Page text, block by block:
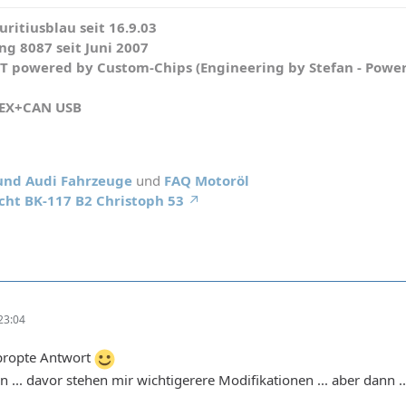
seit 16.9.03
8087 seit Juni 2007
powered by Custom-Chips (Engineering by Stefan -
USB
Audi Fahrzeuge und FAQ Motoröl
BK-117 B2 Christoph 53
Antwort
... davor stehen mir wichtigerere Modifikationen ... aber dann